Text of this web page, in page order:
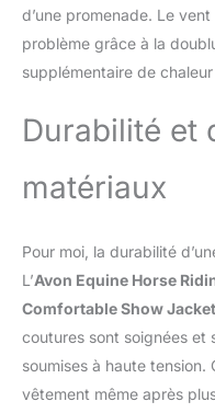
d’une promenade. Le
problème grâce à la
supplémentaire de
Durabilité et
matériaux
Pour moi, la durabilité
L’Avon Equine Horse
Comfortable Show
coutures sont soignées et
soumises à haute
vêtement même après